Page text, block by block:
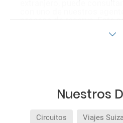
si quiere reforzar esta
Quedan excluidos los
esta promoción.Nuestros
Circuitos Viajes